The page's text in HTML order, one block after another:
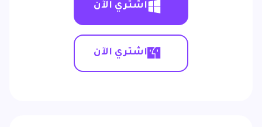
اشتري الآن
اشتري الآن